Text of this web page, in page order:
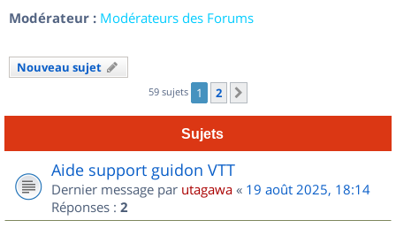
Modérateur : Modérateurs des Forums
Nouveau sujet
59 sujets 1 2
Sujets
Aide support guidon VTT
Dernier message par utagawa « 19 août 2025, 18:14
Réponses : 2